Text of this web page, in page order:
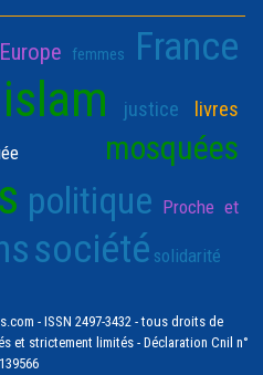
Europe femmes France
islam justice livres
mosquées
politique Proche et
société solidarité
- ISSN 2497-3432 - tous droits de
et strictement limités - Déclaration Cnil n°